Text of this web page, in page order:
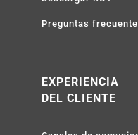
Preguntas
EXPERIENCIA
DEL CLIENTE